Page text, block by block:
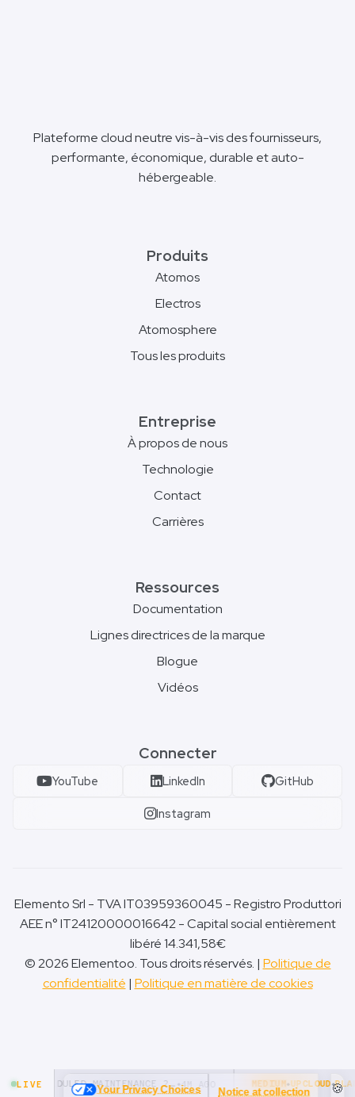
Plateforme cloud neutre vis-à-vis des fournisseurs,
performante, économique, durable et auto-
hébergeable.
Produits
Atomos
Electros
Atomosphere
Tous les produits
Entreprise
À propos de nous
Technologie
Contact
Carrières
Ressources
Documentation
Lignes directrices de la marque
Blogue
Vidéos
Connecter
YouTube LinkedIn GitHub
Instagram
Elemento Srl - TVA IT03959360045 - Registro Produttori
AEE n° IT24120000016642 - Capital social entièrement
libéré 14.341,58€
© 2026 Elementoo. Tous droits réservés. | Politique de
confidentialité | Politique en matière de cookies
Your Privacy Choices Notice at collection 🍪